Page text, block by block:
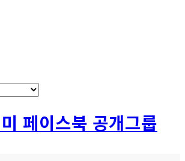
페이스북 공개그룹